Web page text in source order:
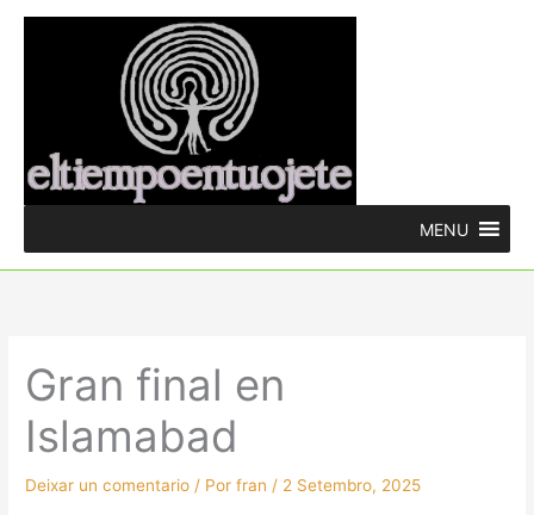
MENU
Gran final en
Islamabad
Deixar un comentario / Porfran/ 2 Setembro, 2025